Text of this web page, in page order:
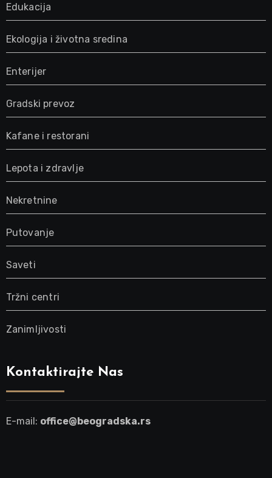
Edukacija
Ekologija i životna sredina
Enterijer
Gradski prevoz
Kafane i restorani
Lepota i zdravlje
Nekretnine
Putovanje
Saveti
Tržni centri
Zanimljivosti
Kontaktirajte Nas
E-mail: office@beogradska.rs